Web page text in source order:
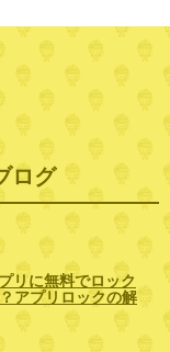
ログ
リに無料でロック
アプリロックの解